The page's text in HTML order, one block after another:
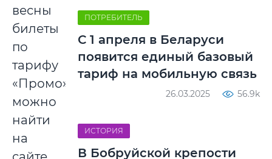
весны
билеты
по
тарифу
«Промо»
можно
найти
на
ПОТРЕБИТЕЛЬ
С 1 апреля в Беларуси
появится единый базовый
тариф на мобильную связь
26.03.2025 56.9k
ИСТОРИЯ
В Бобруйской крепости